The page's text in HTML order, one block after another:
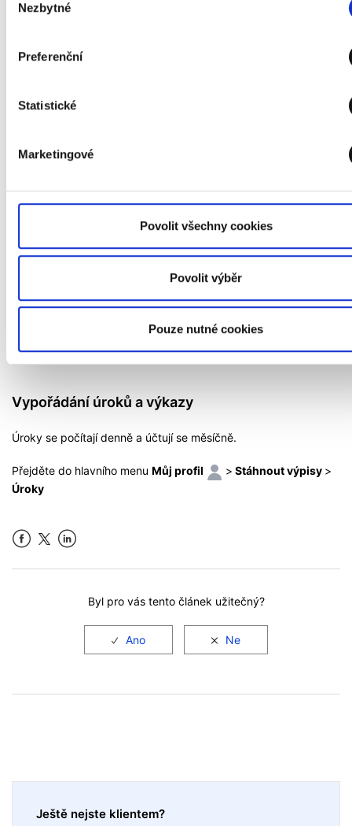
souhlasu
Nezbytné
Preferenční
Statistické
Marketingové
Povolit všechny cookies
Povolit výběr
Pouze nutné cookies
(orientační).
Výpočet NFE (negativní): 10,000-1,000-10,000 = -1,000
10,000
otevřených CFD, FX forwardů a futures na hlavním účtu
a podúčtech ve stejné měně
marže potřebná k financování otevřených pozic na
hlavním účtu a podúčtech bez ohledu na měnu
Vypořádání úroků a výkazy
Úroky se počítají denně a účtují se měsíčně.
Přejděte do hlavního menu Můj profil > Stáhnout výpisy >
Úroky
Byl pro vás tento článek užitečný?
Ještě nejste klientem?